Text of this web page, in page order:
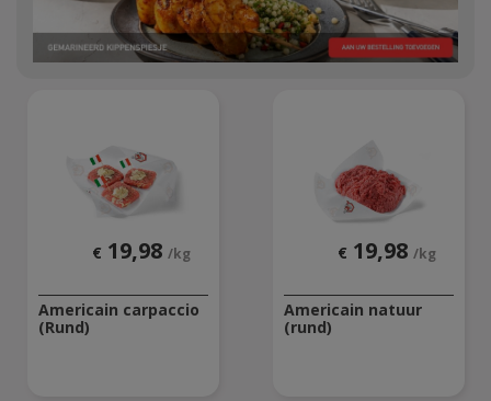
€ 19,98 /kg
Americain carpaccio
(Rund)
€ 19,98 /kg
Americain natuur
(rund)